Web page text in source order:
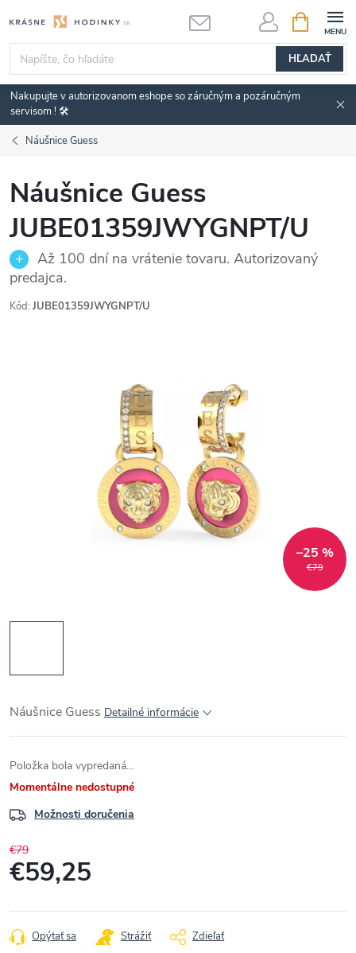
na
obsah
HĽADAŤ
KOŠÍK
Nakupujte v autorizovanom eshope so záručným a pozáručným
servisom ! 🛠️
Náušnice Guess
Náušnice Guess
JUBE01359JWYGNPT/U
Až 100 dní na vrátenie tovaru. Autorizovaný
predajca.
Kód: JUBE01359JWYGNPT/U
€79
–25 %
Náušnice Guess Detailné informácie
Položka bola vypredaná…
Momentálne nedostupné
Možnosti doručenia
€79
€59,25
cena:
Opýtať sa Strážiť Zdieľať